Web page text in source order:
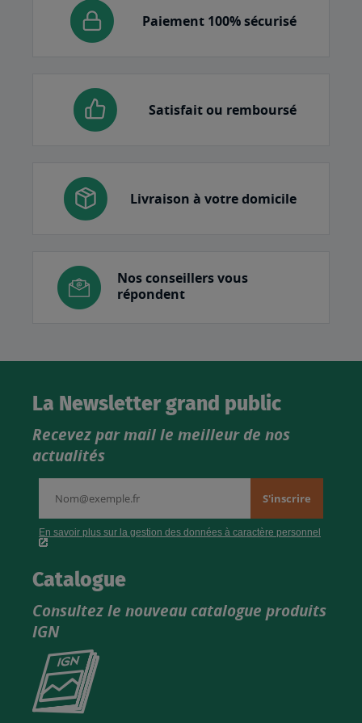
Paiement 100% sécurisé
Satisfait ou remboursé
Livraison à votre domicile
Nos conseillers vous
répondent
La Newsletter grand public
Recevez par mail le meilleur de nos
actualités
Catalogue
Consultez le nouveau catalogue produits
IGN
Consultez